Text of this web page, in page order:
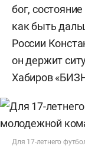
бог,
как быть
России
он держит
Хабиров
Для 17-летнего